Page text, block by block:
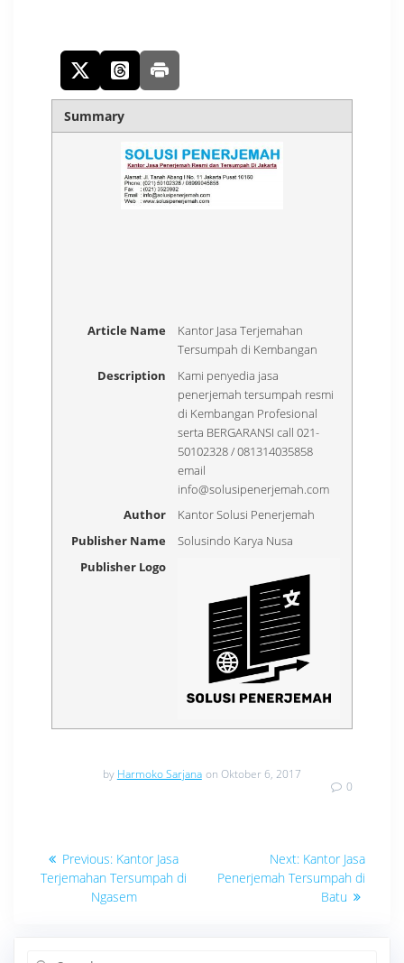
Summary
Article Name
Kantor Jasa Terjemahan
Tersumpah di Kembangan
Description
Kami penyedia jasa
penerjemah tersumpah resmi
di Kembangan Profesional
serta BERGARANSI call 021-
50102328 / 081314035858
email
info@solusipenerjemah.com
Author
Kantor Solusi Penerjemah
Publisher Name
Solusindo Karya Nusa
Publisher Logo
by Harmoko Sarjana on Oktober 6, 2017
0
Navigasi
pos
Previous: Previous
post:
Kantor Jasa
Terjemahan Tersumpah di
Ngasem
Next: Next
post:
Kantor Jasa
Penerjemah Tersumpah di
Batu